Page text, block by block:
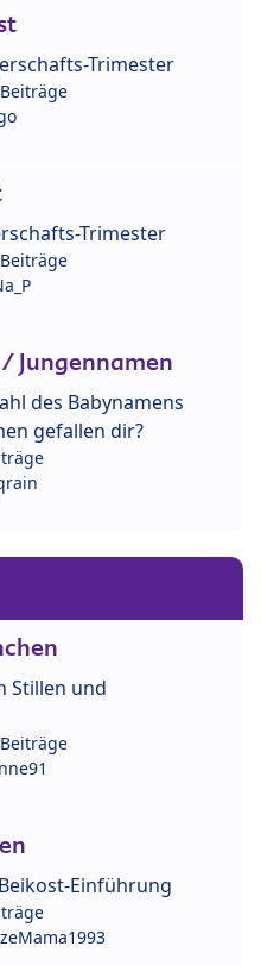
Trimester
Trimester
Jungennamen
des Babynamens
gefallen dir?
Stillen und
Einführung